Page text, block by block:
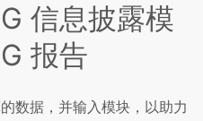
信息披露模
报告
数据，并输入模块，以助力